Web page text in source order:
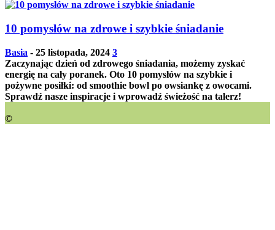
10 pomysłów na zdrowe i szybkie śniadanie
Basia - 25 listopada, 2024 3
Zaczynając dzień od zdrowego śniadania, możemy zyskać
energię na cały poranek. Oto 10 pomysłów na szybkie i
pożywne posiłki: od smoothie bowl po owsiankę z owocami.
Sprawdź nasze inspiracje i wprowadź świeżość na talerz!
©